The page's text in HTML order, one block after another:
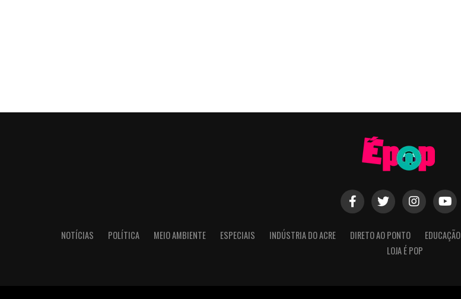
NOTÍCIAS POLÍTICA MEIO AMBIENTE ESPECIAIS INDÚSTRIA DO ACRE DIRETO AO PONTO EDUCAÇÃO
LOJA É POP